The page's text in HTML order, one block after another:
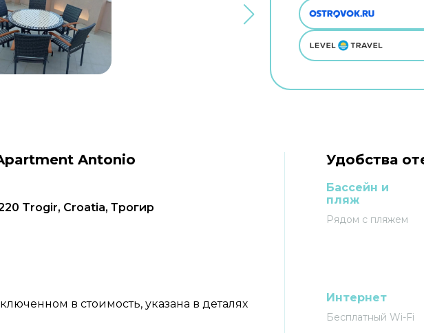
Antonio
Trogir, Croatia, Трогир
в стоимость, указана в деталях
Удобства
Бассейн и
пляж
Рядом с пляжем
Интернет
Бесплатный Wi-Fi